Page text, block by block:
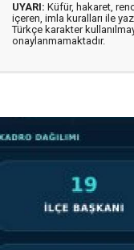
UYARI: Küfür, hakaret,
içeren, imla kuralları ile
Türkçe karakter
onaylanmamaktadır.